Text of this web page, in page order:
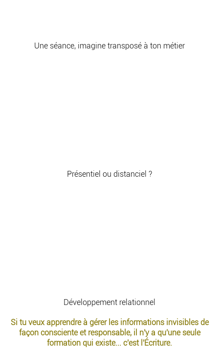
Une séance, imagine transposé à ton métier
Présentiel ou distanciel ?
Développement relationnel
Si tu veux apprendre à gérer les informations invisibles de
façon consciente et responsable, il n'y a qu'une seule
formation qui existe... c'est l'Écriture.